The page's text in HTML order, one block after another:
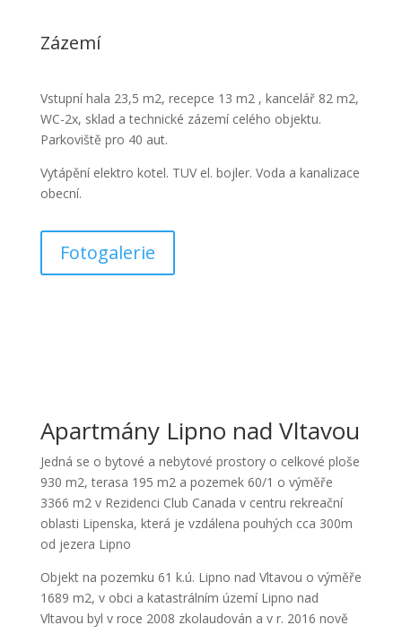
Zázemí
Vstupní hala 23,5 m2, recepce 13 m2 , kancelář 82 m2,
WC-2x, sklad a technické zázemí celého objektu.
Parkoviště pro 40 aut.
Vytápění elektro kotel. TUV el. bojler. Voda a kanalizace
obecní.
Fotogalerie
Apartmány Lipno nad Vltavou
Jedná se o bytové a nebytové prostory o celkové ploše
930 m2, terasa 195 m2 a pozemek 60/1 o výměře
3366 m2 v Rezidenci Club Canada v centru rekreační
oblasti Lipenska, která je vzdálena pouhých cca 300m
od jezera Lipno
Objekt na pozemku 61 k.ú. Lipno nad Vltavou o výměře
1689 m2, v obci a katastrálním území Lipno nad
Vltavou byl v roce 2008 zkolaudován a v r. 2016 nově